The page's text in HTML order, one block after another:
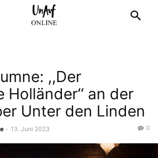
,,Der
an der
Unter den Linden
- 13. Juni 2023 0